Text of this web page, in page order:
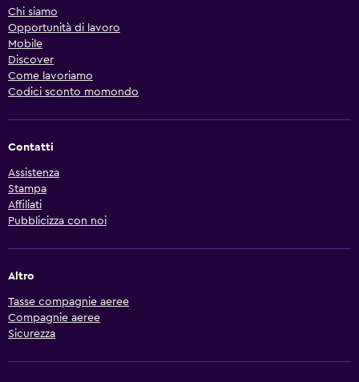
Chi siamo
Opportunità di lavoro
Mobile
Discover
Come lavoriamo
Codici sconto momondo
Contatti
Assistenza
Stampa
Affiliati
Pubblicizza con noi
Altro
Tasse compagnie aeree
Compagnie aeree
Sicurezza